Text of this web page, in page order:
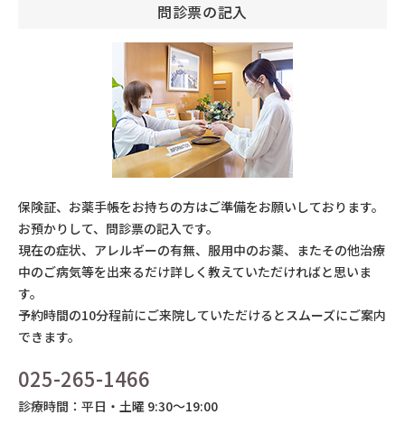
問診票の記入
保険証、お薬手帳をお持ちの方はご準備をお願いしております。
お預かりして、問診票の記入です。
現在の症状、アレルギーの有無、服用中のお薬、またその他治療
中のご病気等を出来るだけ詳しく教えていただければと思いま
す。
予約時間の10分程前にご来院していただけるとスムーズにご案内
できます。
025-265-1466
診療時間： 平日・土曜 9:30〜19:00